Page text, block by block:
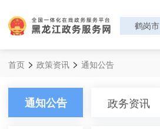
鹤岗市
首页 >政策资讯 >通知公告
通知公告 政务资讯